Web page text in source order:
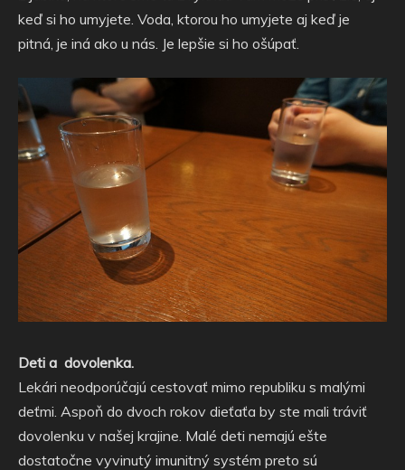
keď si ho umyjete. Voda, ktorou ho umyjete aj keď je
pitná, je iná ako u nás. Je lepšie si ho ošúpať.
Deti a dovolenka.
Lekári neodporúčajú cestovať mimo republiku s malými
deťmi. Aspoň do dvoch rokov dieťaťa by ste mali tráviť
dovolenku v našej krajine. Malé deti nemajú ešte
dostatočne vyvinutý imunitný systém preto sú